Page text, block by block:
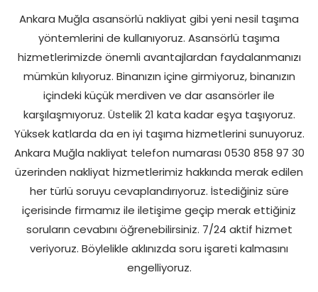
Ankara Muğla asansörlü nakliyat gibi yeni nesil taşıma
yöntemlerini de kullanıyoruz. Asansörlü taşıma
hizmetlerimizde önemli avantajlardan faydalanmanızı
mümkün kılıyoruz. Binanızın içine girmiyoruz, binanızın
içindeki küçük merdiven ve dar asansörler ile
karşılaşmıyoruz. Üstelik 21 kata kadar eşya taşıyoruz.
Yüksek katlarda da en iyi taşıma hizmetlerini sunuyoruz.
Ankara Muğla nakliyat telefon numarası 0530 858 97 30
üzerinden nakliyat hizmetlerimiz hakkında merak edilen
her türlü soruyu cevaplandırıyoruz. İstediğiniz süre
içerisinde firmamız ile iletişime geçip merak ettiğiniz
soruların cevabını öğrenebilirsiniz. 7/24 aktif hizmet
veriyoruz. Böylelikle aklınızda soru işareti kalmasını
engelliyoruz.